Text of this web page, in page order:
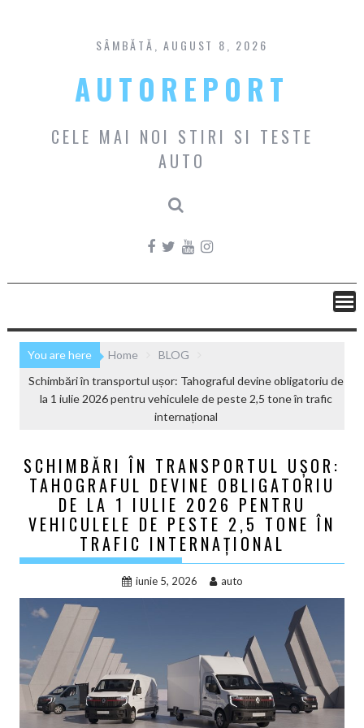
content
SÂMBĂTĂ, AUGUST 8, 2026
AUTOREPORT
CELE MAI NOI STIRI SI TESTE
AUTO
You are here Home
BLOG
Schimbări în transportul ușor: Tahograful devine obligatoriu de
la 1 iulie 2026 pentru vehiculele de peste 2,5 tone în trafic
internațional
SCHIMBĂRI ÎN TRANSPORTUL UȘOR:
TAHOGRAFUL DEVINE OBLIGATORIU
DE LA 1 IULIE 2026 PENTRU
VEHICULELE DE PESTE 2,5 TONE ÎN
TRAFIC INTERNAȚIONAL
iunie 5, 2026 auto